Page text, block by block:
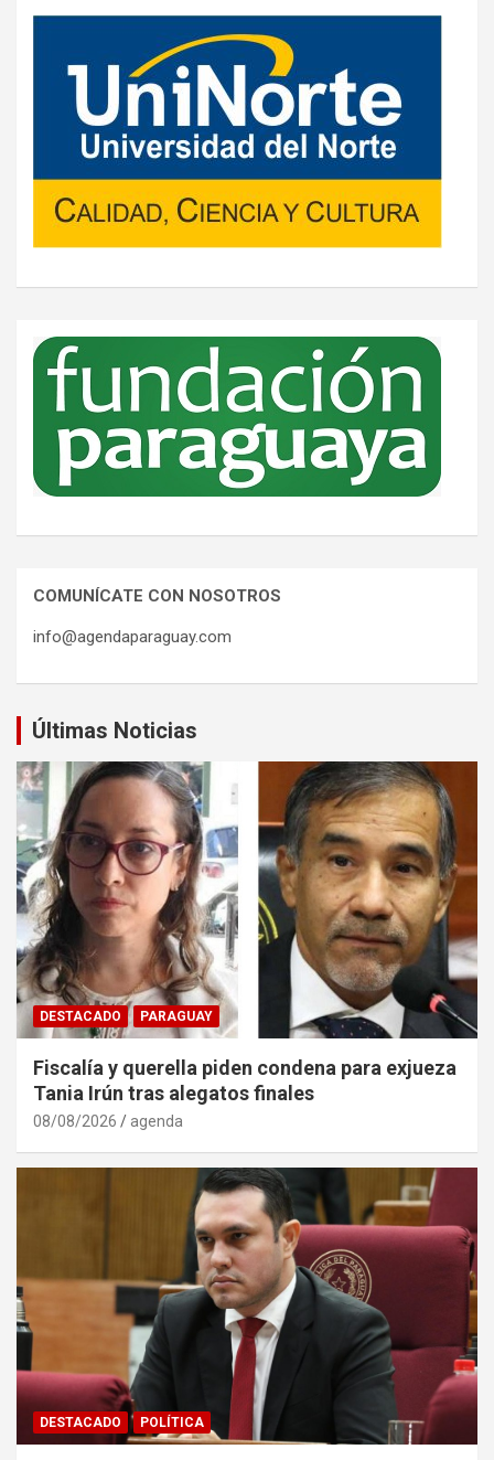
COMUNÍCATE CON NOSOTROS
info@agendaparaguay.com
Últimas Noticias
DESTACADO PARAGUAY
Fiscalía y querella piden condena para exjueza
Tania Irún tras alegatos finales
08/08/2026 agenda
DESTACADO POLÍTICA